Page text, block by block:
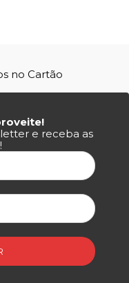
no Cartão
e Boleto
e receba as